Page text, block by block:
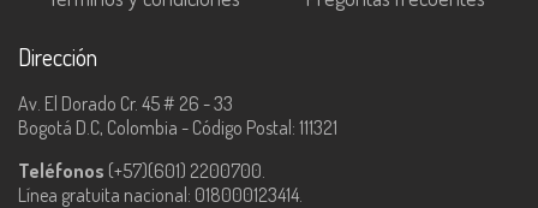
Dirección
Av. El Dorado Cr. 45 # 26 - 33
Bogotá D.C, Colombia - Código Postal: 111321
Teléfonos (+57)(601) 2200700.
Línea gratuita nacional: 018000123414.